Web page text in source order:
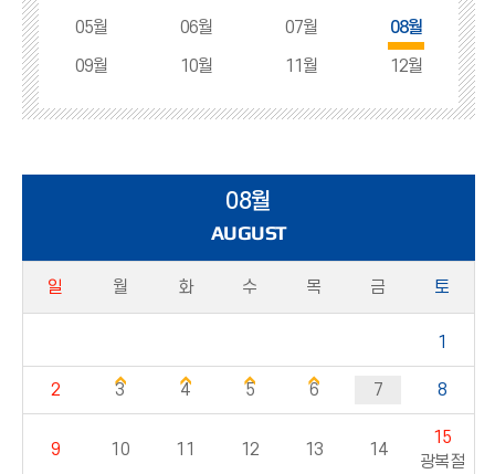
05월
06월 07월
08월
09월
10월 11월 12월
08월
AUGUST
일 월 화 수 목 금 토
1
2 3 4 5 6 7 8
9 10 11 12 13 14
15
광복절